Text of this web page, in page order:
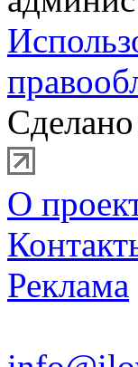
О
Реклама